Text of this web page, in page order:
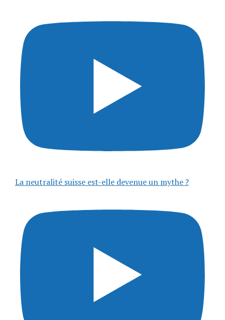
La neutralité suisse est-elle devenue un mythe ?